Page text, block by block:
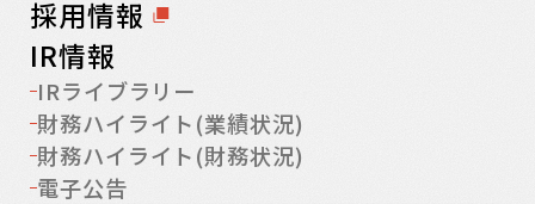
採用情報
IR情報
IRライブラリー
財務ハイライト(業績状況)
財務ハイライト(財務状況)
電子公告